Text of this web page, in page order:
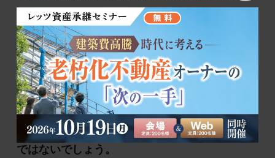
す。
以上の６つが代表的な色付きレンズの正体で
す。そしてこれがもめる原因なのです。しか
し、土地は一つとして同じものはありません。
土地の数だけもめる原因があると言っても過言
ではないでしょう。